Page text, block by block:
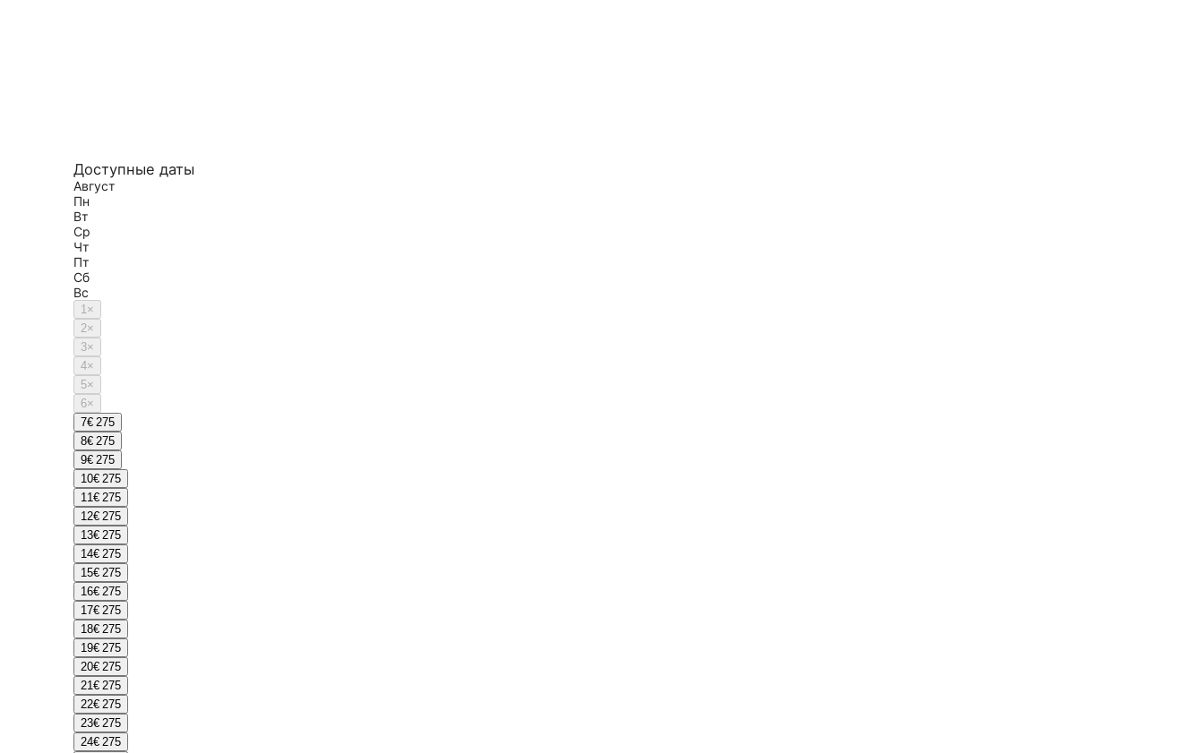
Доступные даты
Август
Пн
Вт
Ср
Чт
Пт
Сб
Вс
1×
2×
3×
4×
5×
6×
7€ 275
8€ 275
9€ 275
10€ 275
11€ 275
12€ 275
13€ 275
14€ 275
15€ 275
16€ 275
17€ 275
18€ 275
19€ 275
20€ 275
21€ 275
22€ 275
23€ 275
24€ 275